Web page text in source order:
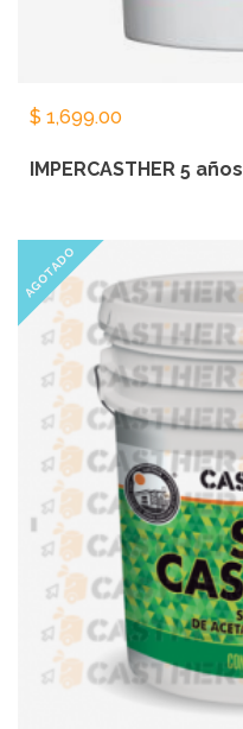
$ 1,699.00
IMPERCASTHER 5 años
AGOTADO